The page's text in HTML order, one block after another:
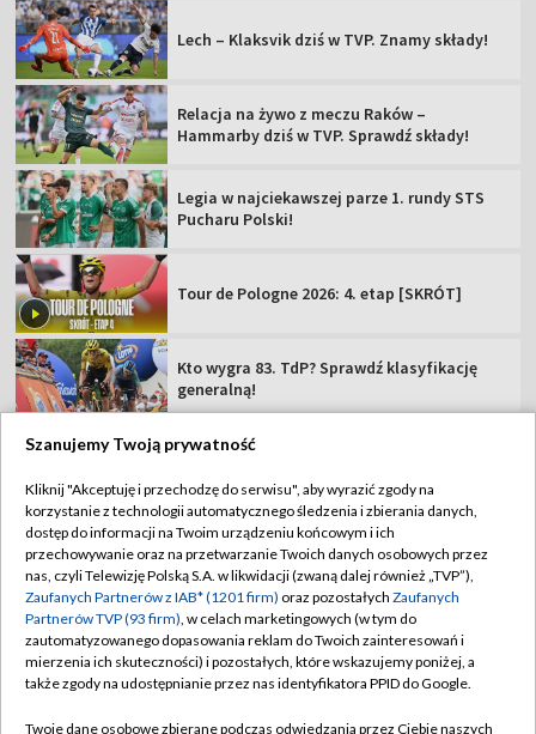
Lech – Klaksvik dziś w TVP. Znamy składy!
Relacja na żywo z meczu Raków –
Hammarby dziś w TVP. Sprawdź składy!
Legia w najciekawszej parze 1. rundy STS
Pucharu Polski!
Tour de Pologne 2026: 4. etap [SKRÓT]
Kto wygra 83. TdP? Sprawdź klasyfikację
generalną!
TVP
Abonament TVP
Sklep TVP
Biuro Reklamy
Oferta Handlowa
Regulamin TVP
Polityka prywatności
Moje zgody
Biuro reklamy
Szanujemy Twoją prywatność
Kliknij "Akceptuję i przechodzę do serwisu", aby wyrazić zgody na
korzystanie z technologii automatycznego śledzenia i zbierania danych,
dostęp do informacji na Twoim urządzeniu końcowym i ich
przechowywanie oraz na przetwarzanie Twoich danych osobowych przez
nas, czyli Telewizję Polską S.A. w likwidacji (zwaną dalej również „TVP”),
Zaufanych Partnerów z IAB* (1201 firm) oraz pozostałych Zaufanych
Partnerów TVP (93 firm), w celach marketingowych (w tym do
zautomatyzowanego dopasowania reklam do Twoich zainteresowań i
mierzenia ich skuteczności) i pozostałych, które wskazujemy poniżej, a
także zgody na udostępnianie przez nas identyfikatora PPID do Google.
Twoje dane osobowe zbierane podczas odwiedzania przez Ciebie naszych